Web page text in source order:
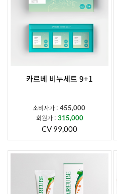
카르베 비누세트 9+1
소비자가 : 455,000
회원가 : 315,000
CV 99,000